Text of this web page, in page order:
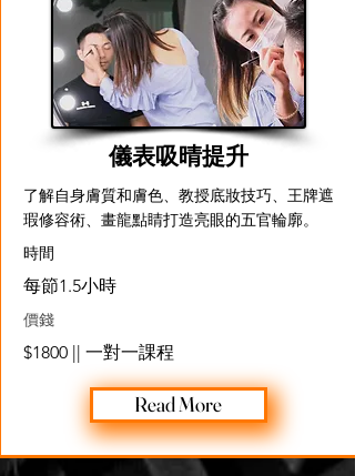
儀表​吸晴提升
了解自身膚質和膚色、教授底妝技巧、王牌遮
瑕修容術、畫龍點睛打造亮眼的五官輪廓。
​時間
每節1.5小時
價錢
$1800 || 一對一課程
Read More